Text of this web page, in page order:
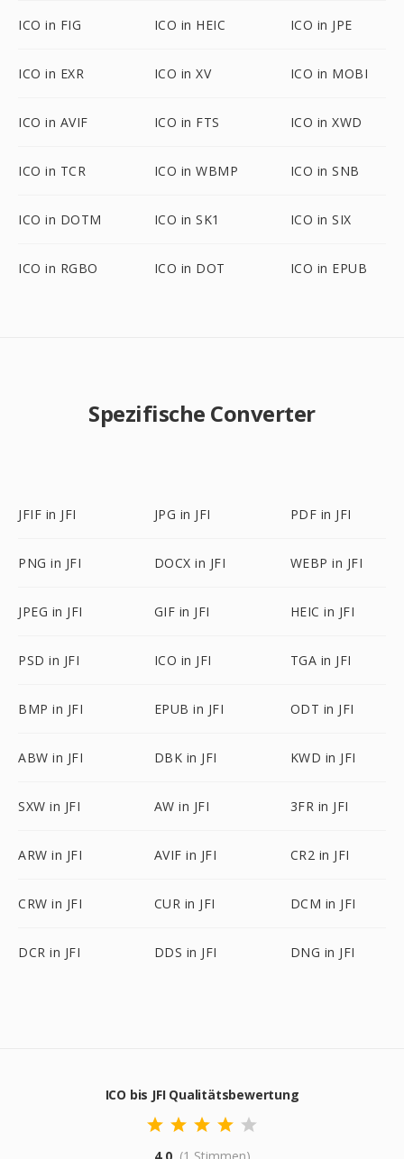
ICO in FIG ICO in HEIC ICO in JPE
ICO in EXR ICO in XV ICO in MOBI
ICO in AVIF ICO in FTS ICO in XWD
ICO in TCR ICO in WBMP ICO in SNB
ICO in DOTM ICO in SK1 ICO in SIX
ICO in RGBO ICO in DOT ICO in EPUB
Spezifische Converter
JFIF in JFI JPG in JFI PDF in JFI
PNG in JFI DOCX in JFI WEBP in JFI
JPEG in JFI GIF in JFI HEIC in JFI
PSD in JFI ICO in JFI TGA in JFI
BMP in JFI EPUB in JFI ODT in JFI
ABW in JFI DBK in JFI KWD in JFI
SXW in JFI AW in JFI 3FR in JFI
ARW in JFI AVIF in JFI CR2 in JFI
CRW in JFI CUR in JFI DCM in JFI
DCR in JFI DDS in JFI DNG in JFI
ICO bis JFI Qualitätsbewertung